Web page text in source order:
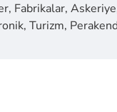
Turizm,